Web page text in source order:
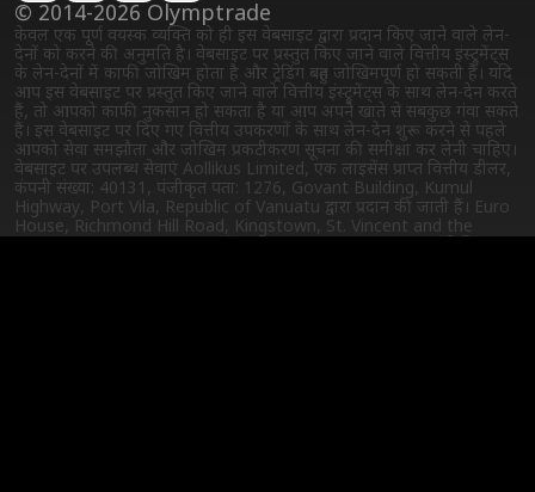
© 2014-2026 Olymptrade
केवल एक पूर्ण वयस्क व्यक्ति को ही इस वेबसाइट द्वारा प्रदान किए जाने वाले लेन-
देनों को करने की अनुमति है। वेबसाइट पर प्रस्तुत किए जाने वाले वित्तीय इंस्ट्रुमेंट्स
के लेन-देनों में काफी जोखिम होता है और ट्रेडिंग बहुत जोखिमपूर्ण हो सकती है। यदि
आप इस वेबसाइट पर प्रस्तुत किए जाने वाले वित्तीय इंस्ट्रुमेंट्स के साथ लेन-देन करते
हैं, तो आपको काफी नुकसान हो सकता है या आप अपने खाते से सबकुछ गंवा सकते
हैं। इस वेबसाइट पर दिए गए वित्तीय उपकरणों के साथ लेन-देन शुरू करने से पहले
आपको सेवा समझौता और जोखिम प्रकटीकरण सूचना की समीक्षा कर लेनी चाहिए।
वेबसाइट पर उपलब्ध सेवाएं Aollikus Limited, एक लाइसेंस प्राप्त वित्तीय डीलर,
कंपनी संख्या: 40131, पंजीकृत पता: 1276, Govant Building, Kumul
Highway, Port Vila, Republic of Vanuatu द्वारा प्रदान की जाती हैं। Euro
House, Richmond Hill Road, Kingstown, St. Vincent and the